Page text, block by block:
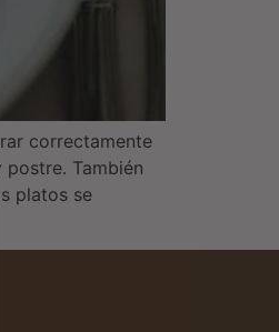
correctamente
También
platos se